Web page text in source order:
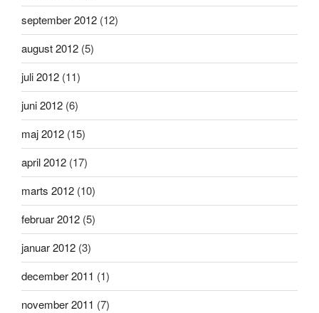
september 2012 (12)
august 2012 (5)
juli 2012 (11)
juni 2012 (6)
maj 2012 (15)
april 2012 (17)
marts 2012 (10)
februar 2012 (5)
januar 2012 (3)
december 2011 (1)
november 2011 (7)